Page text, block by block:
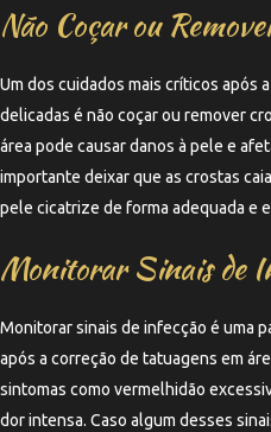
Não Coçar ou
Um dos cuidados mais críticos após
delicadas é não coçar ou remover
área pode causar danos à pele e
importante deixar que as crostas
pele cicatrize de forma adequada e
Monitorar Sinais de
Monitorar sinais de infecção é uma
após a correção de tatuagens em
sintomas como vermelhidão
dor intensa. Caso algum desses